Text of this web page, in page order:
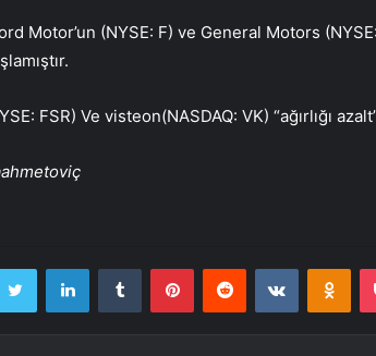
Motor’un (NYSE: F) ve General Motors (NYSE:
FSR) Ve visteon(NASDAQ: VK) “ağırlığı
Twitter LinkedInTumblr PinterestReddit VKontakte